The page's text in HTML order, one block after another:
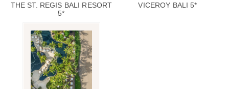
THE ST. REGIS BALI RESORT
5*
VICEROY BALI 5*